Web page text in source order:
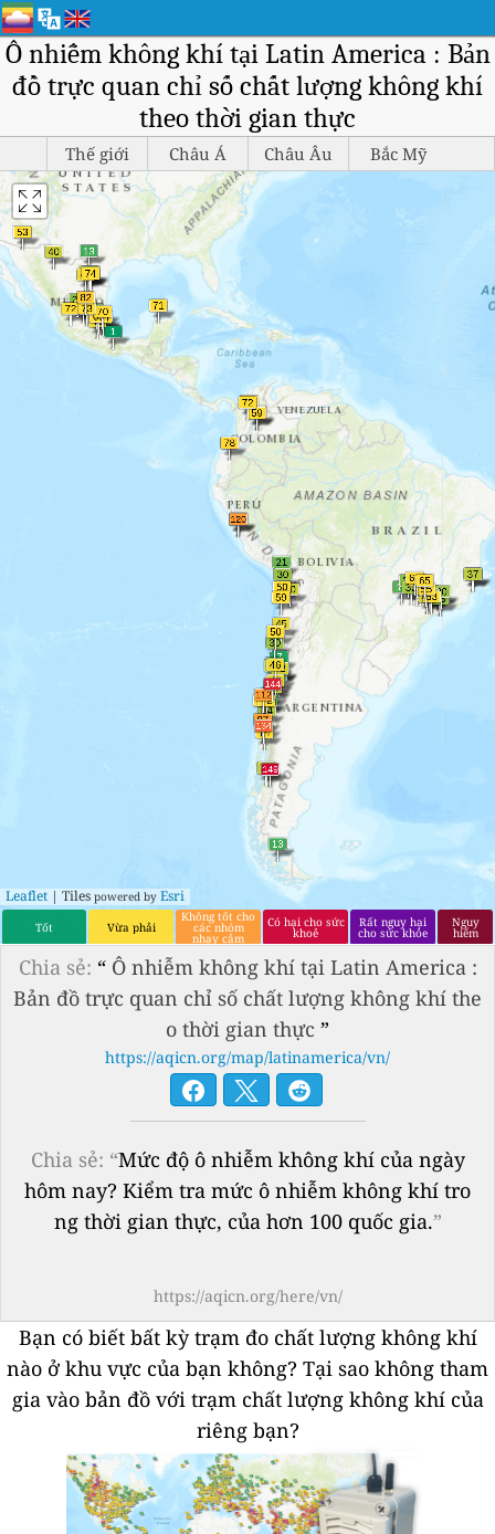
Ô nhiễm không khí tại Latin America : Bản
đồ trực quan chỉ số chất lượng không khí
theo thời gian thực
Thế giới Châu Á Châu Âu Bắc Mỹ
Leaflet | Tiles powered by Esri
Tốt Vừa phải
Không tốt cho
các nhóm
nhạy cảm
Có hại cho sức
khoẻ
Rất nguy hại
cho sức khỏe
Nguy
hiểm
Chia sẻ: “ Ô nhiễm không khí tại Latin America :
Bản đồ trực quan chỉ số chất lượng không khí the
o thời gian thực ”
https://aqicn.org/map/latinamerica/vn/
Chia sẻ: “Mức độ ô nhiễm không khí của ngày
hôm nay? Kiểm tra mức ô nhiễm không khí tro
ng thời gian thực, của hơn 100 quốc gia.”
https://aqicn.org/here/vn/
Bạn có biết bất kỳ trạm đo chất lượng không khí
nào ở khu vực của bạn không? Tại sao không tham
gia vào bản đồ với trạm chất lượng không khí của
riêng bạn?